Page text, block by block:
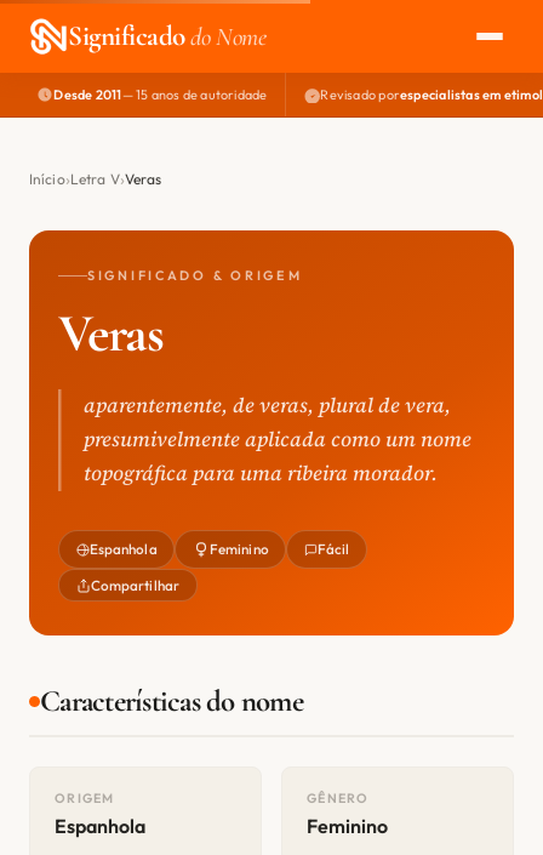
Significadodo Nome
EXPLORAR
NOME PERFEITO
Desde 2011— 15 anos de autoridade Revisado porespecialistas em
Início Letra V Veras
SIGNIFICADO & ORIGEM
Veras
aparentemente, de veras, plural de vera,
presumivelmente aplicada como um nome
topográfica para uma ribeira morador.
Espanhola Feminino Fácil
Compartilhar
Características do nome
ORIGEM
Espanhola
GÊNERO
Feminino